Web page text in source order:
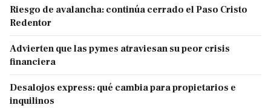
Riesgo de avalancha: continúa cerrado el Paso Cristo
Redentor
Advierten que las pymes atraviesan su peor crisis
financiera
Desalojos express: qué cambia para propietarios e
inquilinos